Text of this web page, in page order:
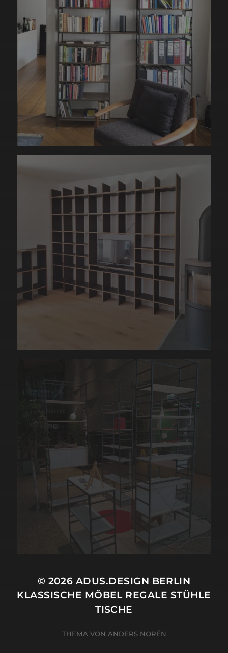
© 2026 ADUS.DESIGN BERLIN
KLASSISCHE MÖBEL REGALE STÜHLE
TISCHE
THEMA VON ANDERS NORÉN